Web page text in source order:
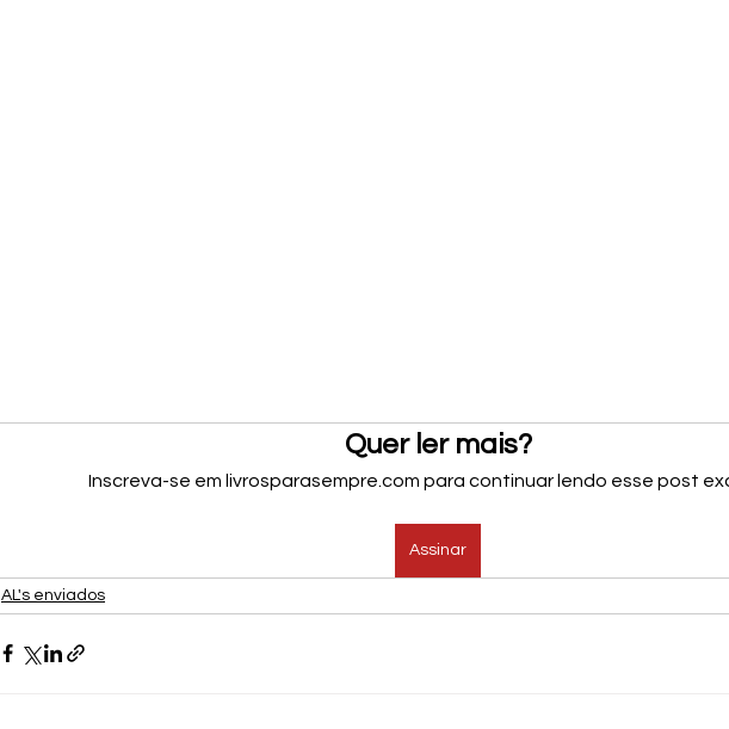
Quer ler mais?
Inscreva-se em livrosparasempre.com para continuar lendo esse post
Assinar
AL's enviados